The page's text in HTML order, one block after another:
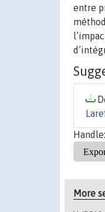
entre
Handle:
More